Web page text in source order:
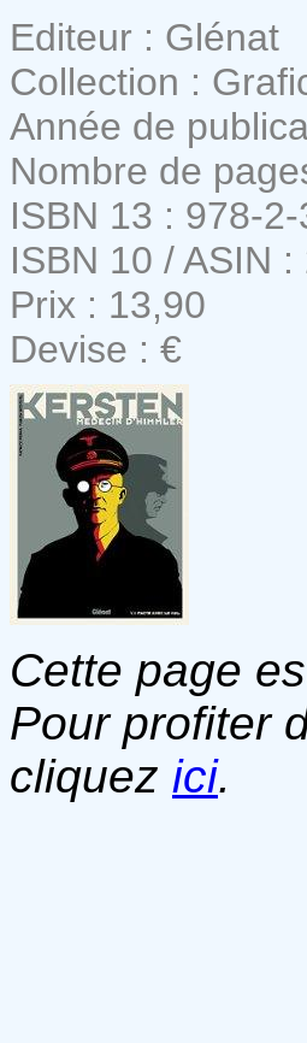
Editeur : Glénat
Collection :
Année de
Nombre de
ISBN 13 : 978-
ISBN 10 / ASIN
Prix : 13,90
Devise : €
Cette page
Pour profiter
cliquez ici.